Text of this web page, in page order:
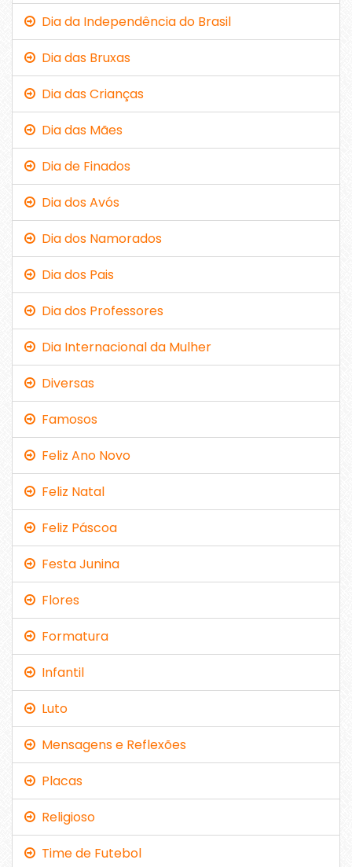
Dia da Independência do Brasil
Dia das Bruxas
Dia das Crianças
Dia das Mães
Dia de Finados
Dia dos Avós
Dia dos Namorados
Dia dos Pais
Dia dos Professores
Dia Internacional da Mulher
Diversas
Famosos
Feliz Ano Novo
Feliz Natal
Feliz Páscoa
Festa Junina
Flores
Formatura
Infantil
Luto
Mensagens e Reflexões
Placas
Religioso
Time de Futebol